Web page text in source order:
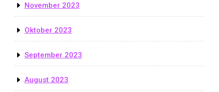
November 2023
Oktober 2023
September 2023
August 2023